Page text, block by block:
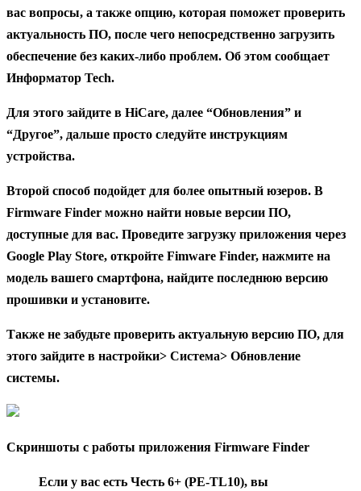
вас вопросы, а также опцию, которая поможет проверить
актуальность ПО, после чего непосредственно загрузить
обеспечение без каких-либо проблем. Об этом сообщает
Информатор Tech.
Для этого зайдите в HiCare, далее “Обновления” и
“Другое”, дальше просто следуйте инструкциям
устройства.
Второй способ подойдет для более опытный юзеров. В
Firmware Finder можно найти новые версии ПО,
доступные для вас. Проведите загрузку приложения через
Google Play Store, откройте Fimware Finder, нажмите на
модель вашего смартфона, найдите последнюю версию
прошивки и установите.
Также не забудьте проверить актуальную версию ПО, для
этого зайдите в настройки> Система> Обновление
системы.
Скриншоты с работы приложения Firmware Finder
Если у вас есть Честь 6+ (PE-TL10), вы